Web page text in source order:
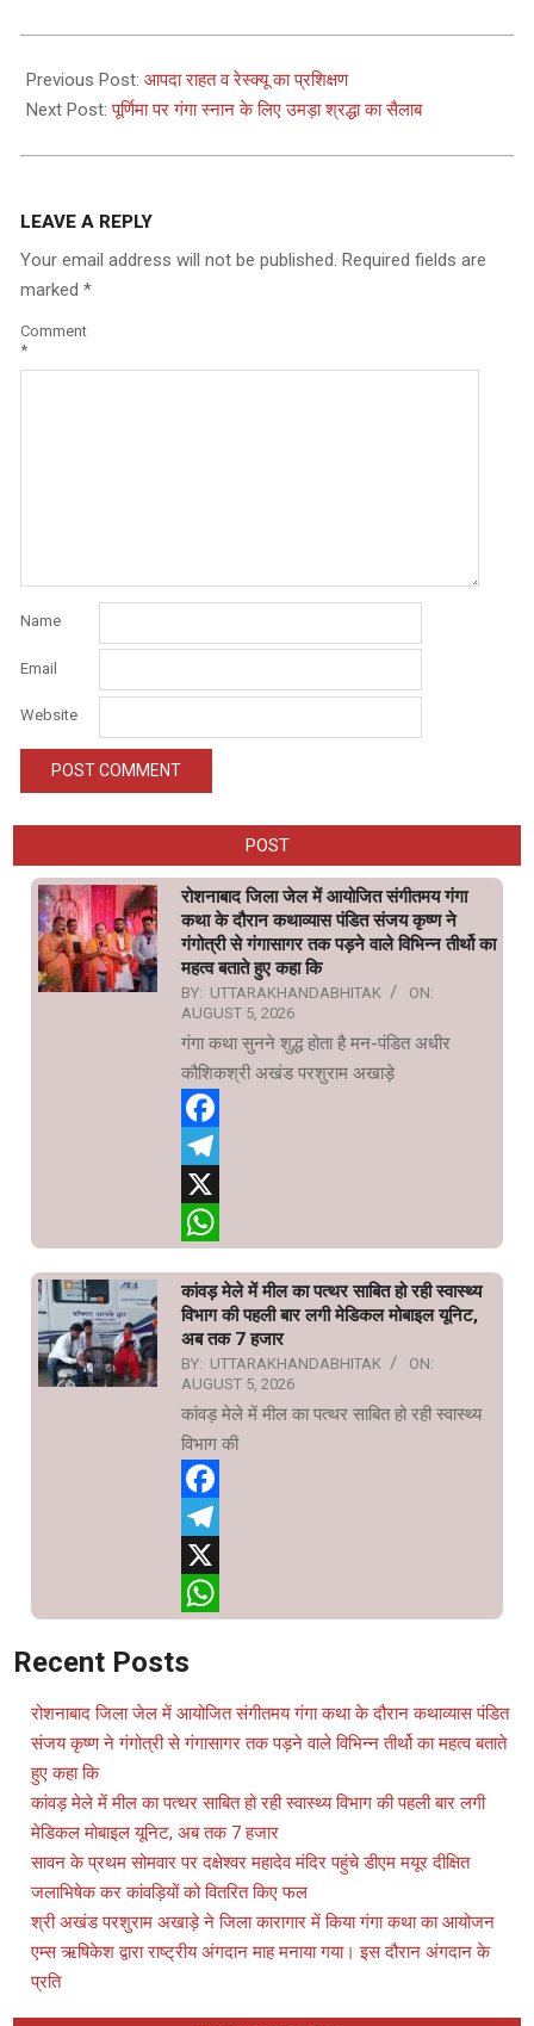
05-
31
Previous Post: आपदा राहत व रेस्क्यू का प्रशिक्षण
Next Post:पूर्णिमा पर गंगा स्नान के लिए उमड़ा श्रद्धा का सैलाब
LEAVE A REPLY
Your email address will not be published. Required fields are
marked *
Comment
*
Name
Email
Website
POST
रोशनाबाद जिला जेल में आयोजित संगीतमय गंगा
कथा के दौरान कथाव्यास पंडित संजय कृष्ण ने
गंगोत्री से गंगासागर तक पड़ने वाले विभिन्न तीर्थो का
महत्व बताते हुए कहा कि
BY: UTTARAKHANDABHITAK
ON:
AUGUST 5, 2026
गंगा कथा सुनने शुद्ध होता है मन-पंडित अधीर
कौशिकश्री अखंड परशुराम अखाड़े
Facebook
Telegram
X
कांवड़ मेले में मील का पत्थर साबित हो रही स्वास्थ्य
विभाग की पहली बार लगी मेडिकल मोबाइल यूनिट,
अब तक 7 हजार
BY: UTTARAKHANDABHITAK
ON:
AUGUST 5, 2026
कांवड़ मेले में मील का पत्थर साबित हो रही स्वास्थ्य
विभाग की
Facebook
Telegram
X
Recent Posts
रोशनाबाद जिला जेल में आयोजित संगीतमय गंगा कथा के दौरान कथाव्यास पंडित
संजय कृष्ण ने गंगोत्री से गंगासागर तक पड़ने वाले विभिन्न तीर्थो का महत्व बताते
हुए कहा कि
कांवड़ मेले में मील का पत्थर साबित हो रही स्वास्थ्य विभाग की पहली बार लगी
मेडिकल मोबाइल यूनिट, अब तक 7 हजार
सावन के प्रथम सोमवार पर दक्षेश्वर महादेव मंदिर पहुंचे डीएम मयूर दीक्षित
जलाभिषेक कर कांवड़ियों को वितरित किए फल
श्री अखंड परशुराम अखाड़े ने जिला कारागार में किया गंगा कथा का आयोजन
एम्स ऋषिकेश द्वारा राष्ट्रीय अंगदान माह मनाया गया। इस दौरान अंगदान के
प्रति